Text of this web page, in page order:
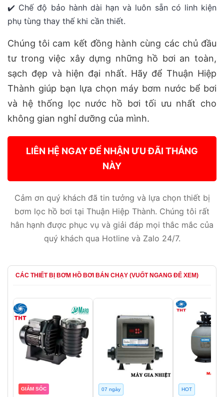
✔️ Chế độ bảo hành dài hạn và luôn sẵn có linh kiện
phụ tùng thay thế khi cần thiết.
Chúng tôi cam kết đồng hành cùng các chủ đầu
tư trong việc xây dựng những hồ bơi an toàn,
sạch đẹp và hiện đại nhất. Hãy để Thuận Hiệp
Thành giúp bạn lựa chọn máy bơm nước bể bơi
và hệ thống lọc nước hồ bơi tối ưu nhất cho
không gian nghỉ dưỡng của mình.
LIÊN HỆ NGAY ĐỂ NHẬN ƯU ĐÃI THÁNG
NÀY
Cảm ơn quý khách đã tin tưởng và lựa chọn thiết bị
bơm lọc hồ bơi tại Thuận Hiệp Thành. Chúng tôi rất
hân hạnh được phục vụ và giải đáp mọi thắc mắc của
quý khách qua Hotline và Zalo 24/7.
CÁC THIẾT BỊ BƠM HỒ BƠI BÁN CHẠY (VUỐT NGANG ĐỂ XEM)
GIẢM SỐC 07 ngày HOT